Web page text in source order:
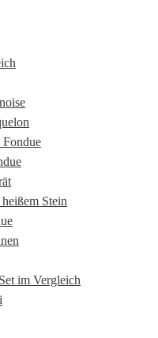
Fondue
Stein
im Vergleich